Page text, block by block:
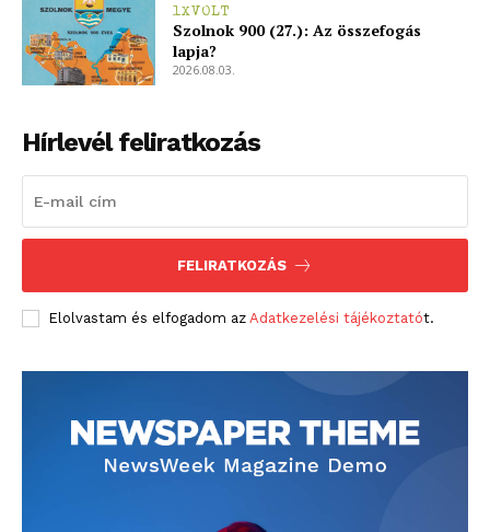
blogSZOLNOK
1XVOLT
Szolnok 900 (27.): Az összefogás
lapja?
2026.08.03.
Hírlevél feliratkozás
FELIRATKOZÁS
Elolvastam és elfogadom az Adatkezelési tájékoztatót.